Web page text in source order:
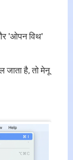
'ओपन विथ'
जाता है, तो मेनू